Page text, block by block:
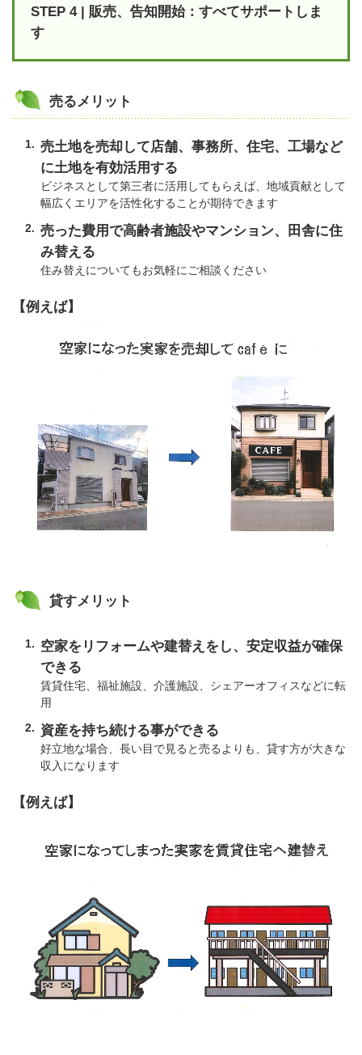
STEP 4 | 販売、告知開始：すべてサポートしま
す
売るメリット
売土地を売却して店舗、事務所、住宅、工場など
に土地を有効活用する
ビジネスとして第三者に活用してもらえば、地域貢献として
幅広くエリアを活性化することが期待できます
売った費用で高齢者施設やマンション、田舎に住
み替える
住み替えについてもお気軽にご相談ください
【例えば】
貸すメリット
空家をリフォームや建替えをし、安定収益が確保
できる
賃貸住宅、福祉施設、介護施設、シェアーオフィスなどに転
用
資産を持ち続ける事ができる
好立地な場合、長い目で見ると売るよりも、貸す方が大きな
収入になります
【例えば】